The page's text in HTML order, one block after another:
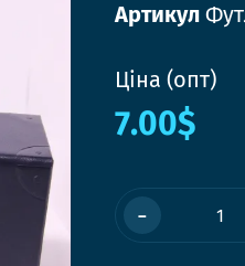
Артикул
Ціна (опт)
7.00$
-